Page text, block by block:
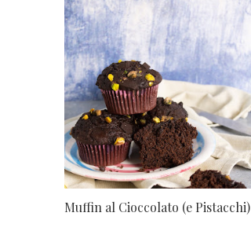
Muffin al Cioccolato (e Pistacchi)